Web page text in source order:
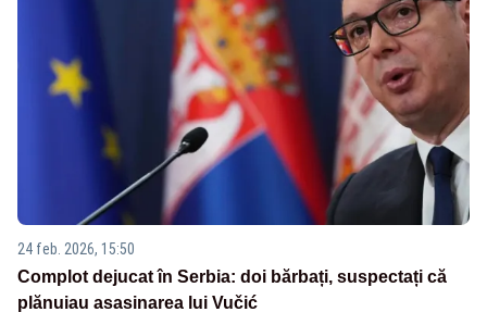
24 feb. 2026, 15:50
Complot dejucat în Serbia: doi bărbați, suspectați că
plănuiau asasinarea lui Vučić